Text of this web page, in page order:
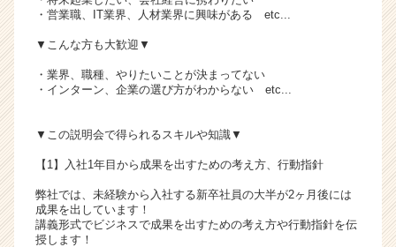
r）
・営業職、IT業界、人材業界に興味がある etc...
▼こんな方も大歓迎▼
・業界、職種、やりたいことが決まってない
・インターン、企業の選び方がわからない etc...
▼この説明会で得られるスキルや知識▼
【1】入社1年目から成果を出すための考え方、行動指針
弊社では、未経験から入社する新卒社員の大半が2ヶ月後には
成果を出しています！
講義形式でビジネスで成果を出すための考え方や行動指針を伝
授します！